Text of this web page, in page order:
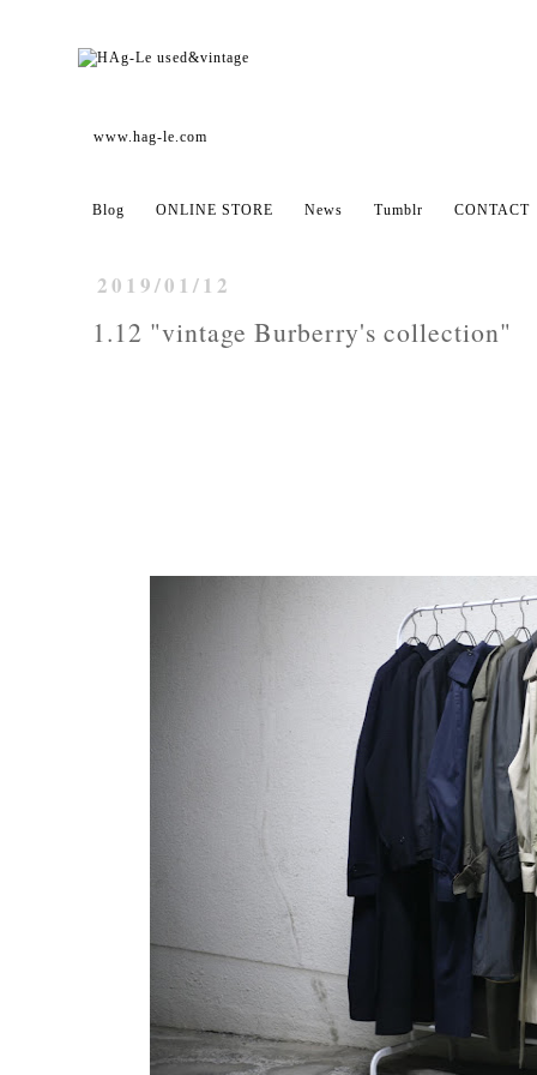
www.hag-le.com
Blog ONLINE STORE News Tumblr CONTACT
2019/01/12
1.12 "vintage Burberry's collection"